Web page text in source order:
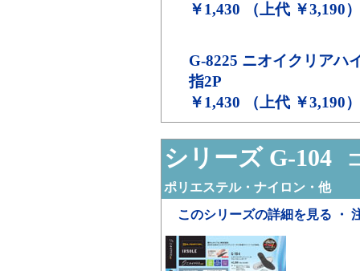
￥1,430 （上代 ￥3,190）
G-8225 ニオイクリアハ
指2P
￥1,430 （上代 ￥3,190）
シリーズ G-104
ポリエステル・ナイロン・他
このシリーズの詳細を見る ・